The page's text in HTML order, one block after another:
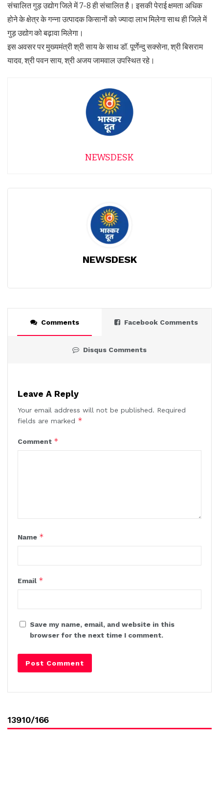
संचालित गुड़ उद्योग जिले में 7-8 ही संचालित है। इसकी पेराई क्षमता अधिक
होने के क्षेत्र के गन्ना उत्पादक किसानों को ज्यादा लाभ मिलेगा साथ ही जिले में
गुड़ उद्योग को बढ़ावा मिलेगा।
इस अवसर पर मुख्यमंत्री श्री साय के साथ डॉ. पूर्णेन्दु सक्सेना, श्री बिसराम
यादव, श्री पवन साय, श्री अजय जामवाल उपस्थित रहे।
NEWSDESK
NEWSDESK
Comments Facebook Comments
Disqus Comments
Leave A Reply
Your email address will not be published. Required
fields are marked *
Comment *
Name *
Email *
Save my name, email, and website in this
browser for the next time I comment.
13910/166